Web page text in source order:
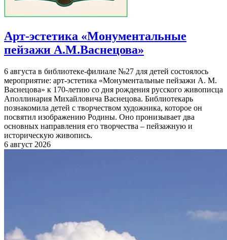
Арт-эстетика «Монументальные
пейзажи А.М.Васнецова»
6 августа в библиотеке-филиале №27 для детей состоялось
мероприятие: арт-эстетика «Монументальные пейзажи А. М.
Васнецова» к 170-летию со дня рождения русского живописца
Аполлинария Михайловича Васнецова. Библиотекарь
познакомила детей с творчеством художника, которое он
посвятил изображению Родины. Оно пронизывает два
основных направления его творчества – пейзажную и
историческую живопись.
6 август 2026